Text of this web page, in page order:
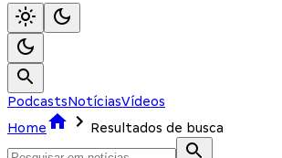
PodcastsNotíciasVídeos
Home
Resultados de busca